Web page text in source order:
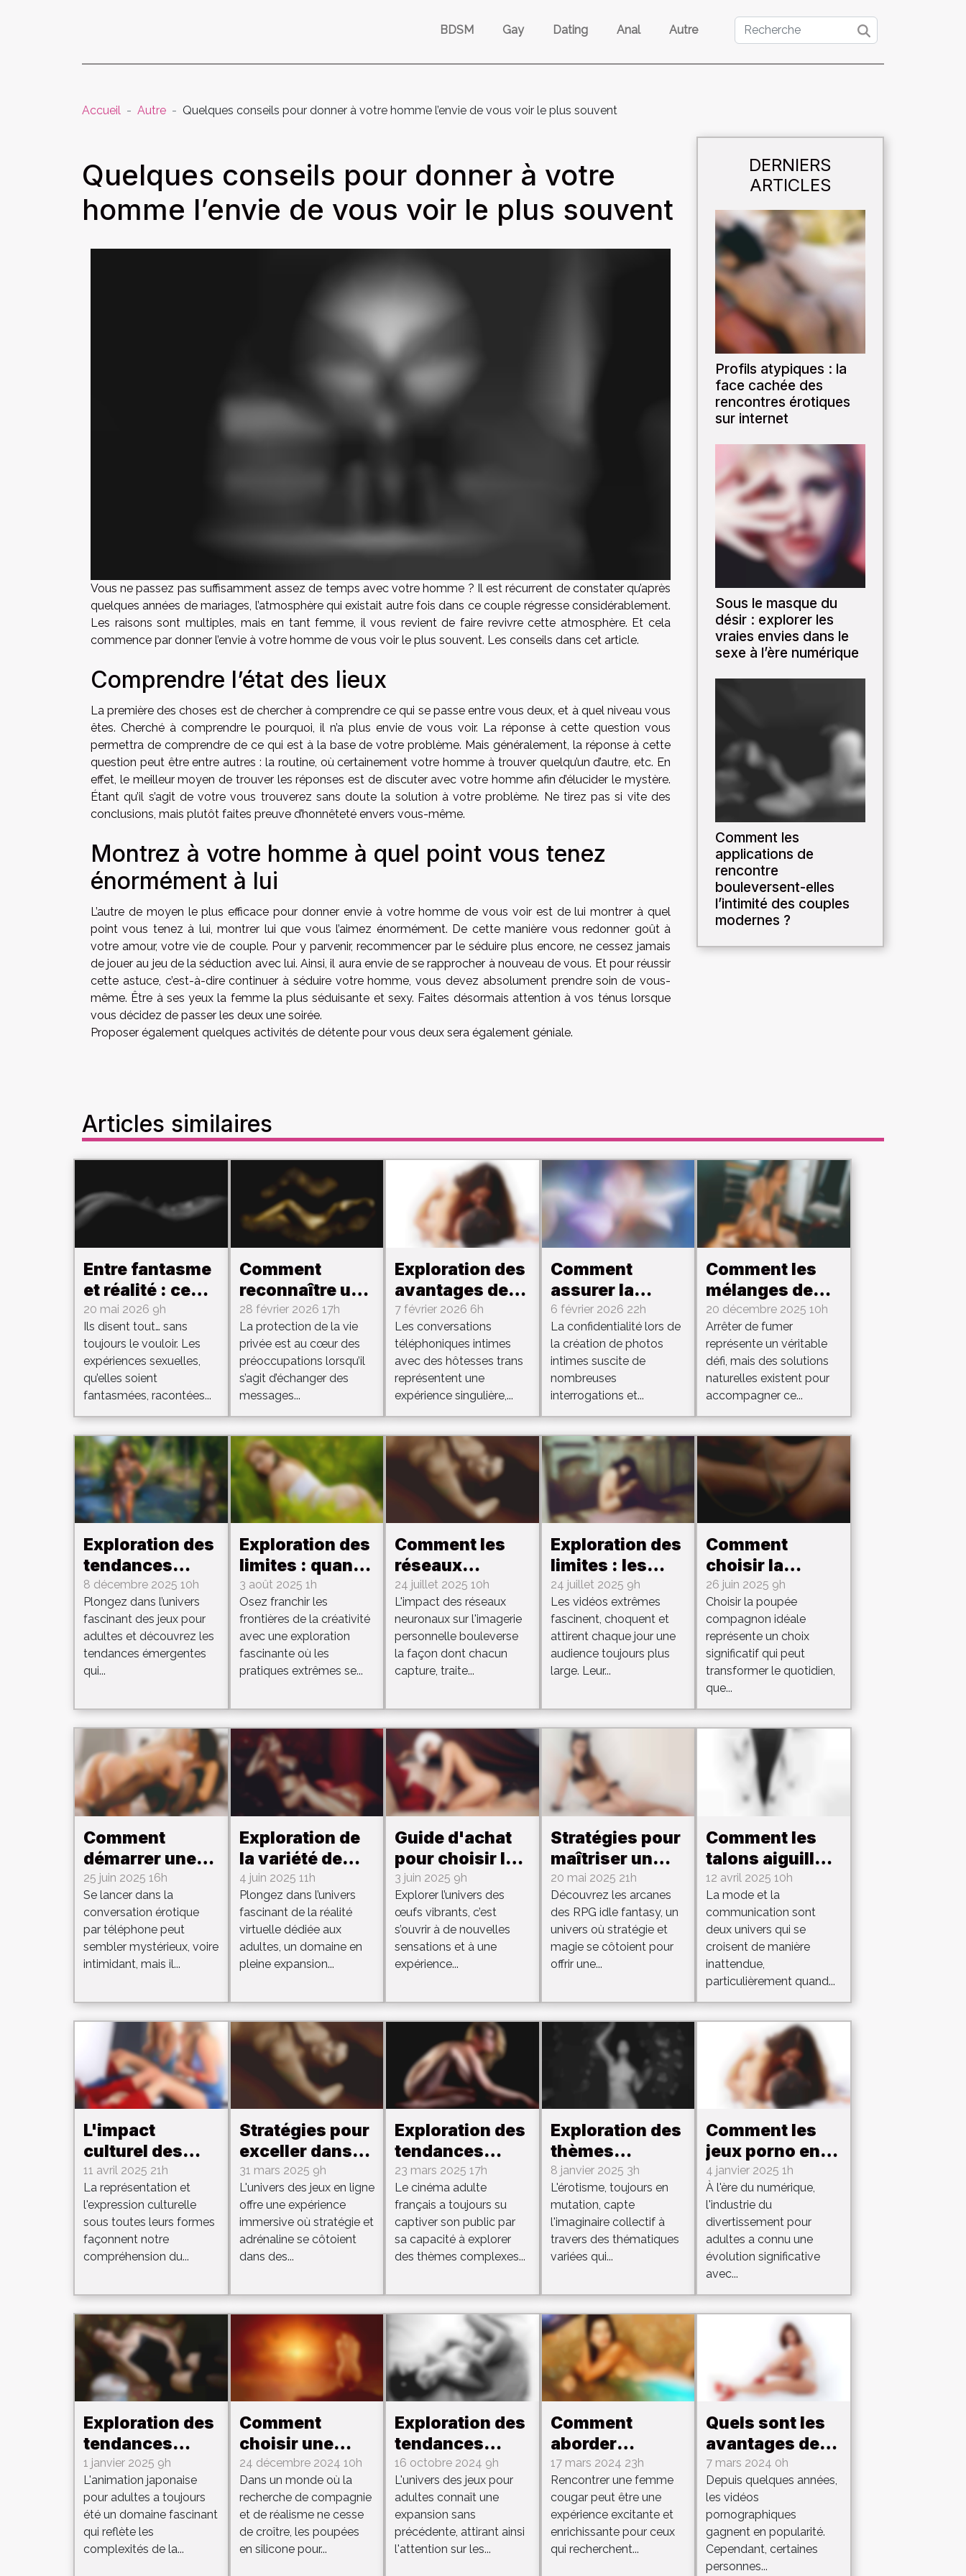
BDSM Gay Dating Anal Autre
Accueil Autre Quelques conseils pour donner à votre homme l’envie de vous voir le plus souvent
Quelques conseils pour donner à votre
homme l’envie de vous voir le plus souvent
Vous ne passez pas suffisamment assez de temps avec votre homme ? Il est récurrent de constater qu’après
quelques années de mariages, l’atmosphère qui existait autre fois dans ce couple régresse considérablement.
Les raisons sont multiples, mais en tant femme, il vous revient de faire revivre cette atmosphère. Et cela
commence par donner l’envie à votre homme de vous voir le plus souvent. Les conseils dans cet article.
Comprendre l’état des lieux
La première des choses est de chercher à comprendre ce qui se passe entre vous deux, et à quel niveau vous
êtes. Cherché à comprendre le pourquoi, il n’a plus envie de vous voir. La réponse à cette question vous
permettra de comprendre de ce qui est à la base de votre problème. Mais généralement, la réponse à cette
question peut être entre autres : la routine, où certainement votre homme à trouver quelqu’un d’autre, etc. En
effet, le meilleur moyen de trouver les réponses est de discuter avec votre homme afin d’élucider le mystère.
Étant qu’il s’agit de votre vous trouverez sans doute la solution à votre problème. Ne tirez pas si vite des
conclusions, mais plutôt faites preuve d’honnêteté envers vous-même.
Montrez à votre homme à quel point vous tenez
énormément à lui
L’autre de moyen le plus efficace pour donner envie à votre homme de vous voir est de lui montrer à quel
point vous tenez à lui, montrer lui que vous l’aimez énormément. De cette manière vous redonner goût à
votre amour, votre vie de couple. Pour y parvenir, recommencer par le séduire plus encore, ne cessez jamais
de jouer au jeu de la séduction avec lui. Ainsi, il aura envie de se rapprocher à nouveau de vous. Et pour réussir
cette astuce, c’est-à-dire continuer à séduire votre homme, vous devez absolument prendre soin de vous-
même. Être à ses yeux la femme la plus séduisante et sexy. Faites désormais attention à vos ténus lorsque
vous décidez de passer les deux une soirée.
Proposer également quelques activités de détente pour vous deux sera également géniale.
DERNIERS
ARTICLES
Profils atypiques : la
face cachée des
rencontres érotiques
sur internet
Sous le masque du
désir : explorer les
vraies envies dans le
sexe à l’ère numérique
Comment les
applications de
rencontre
bouleversent-elles
l’intimité des couples
modernes ?
Articles similaires
Entre fantasme
et réalité : ce
que les
expériences
sexuelles
révèlent sur
nos relations
20 mai 2026 9h
Ils disent tout… sans
toujours le vouloir. Les
expériences sexuelles,
qu’elles soient
fantasmées, racontées...
Comment
reconnaître une
application
sécurisée pour
vos messages
intimes ?
28 février 2026 17h
La protection de la vie
privée est au cœur des
préoccupations lorsqu’il
s’agit d’échanger des
messages...
Exploration des
avantages des
conversations
téléphoniques
intimes avec
des hôtesses
trans
7 février 2026 6h
Les conversations
téléphoniques intimes
avec des hôtesses trans
représentent une
expérience singulière,...
Comment
assurer la
confidentialité
lors de la
création de
photos intimes
?
6 février 2026 22h
La confidentialité lors de
la création de photos
intimes suscite de
nombreuses
interrogations et...
Comment les
mélanges de
plantes
peuvent
faciliter le
sevrage
tabagique ?
20 décembre 2025 10h
Arrêter de fumer
représente un véritable
défi, mais des solutions
naturelles existent pour
accompagner ce...
Exploration des
tendances
émergentes
dans les jeux
pour adultes en
2025
8 décembre 2025 10h
Plongez dans l’univers
fascinant des jeux pour
adultes et découvrez les
tendances émergentes
qui...
Exploration des
limites : quand
les pratiques
extrêmes
rencontrent
l'art visuel
3 août 2025 1h
Osez franchir les
frontières de la créativité
avec une exploration
fascinante où les
pratiques extrêmes se...
Comment les
réseaux
neuronaux
transforment-
ils l'imagerie
personnelle ?
24 juillet 2025 10h
L'impact des réseaux
neuronaux sur l'imagerie
personnelle bouleverse
la façon dont chacun
capture, traite...
Exploration des
limites : les
vidéos
extrêmes et
leur public
24 juillet 2025 9h
Les vidéos extrêmes
fascinent, choquent et
attirent chaque jour une
audience toujours plus
large. Leur...
Comment
choisir la
poupée
compagnon
idéale pour vos
besoins ?
26 juin 2025 9h
Choisir la poupée
compagnon idéale
représente un choix
significatif qui peut
transformer le quotidien,
que...
Comment
démarrer une
carrière dans la
conversation
érotique par
téléphone ?
25 juin 2025 16h
Se lancer dans la
conversation érotique
par téléphone peut
sembler mystérieux, voire
intimidant, mais il...
Exploration de
la variété de
contenus
disponibles en
réalité virtuelle
pour adultes
4 juin 2025 11h
Plongez dans l’univers
fascinant de la réalité
virtuelle dédiée aux
adultes, un domaine en
pleine expansion...
Guide d'achat
pour choisir le
meilleur œuf
vibrant adapté
à vos besoins
3 juin 2025 9h
Explorer l’univers des
œufs vibrants, c’est
s’ouvrir à de nouvelles
sensations et à une
expérience...
Stratégies pour
maîtriser un
RPG idle
fantasy avec
héroïnes et
combats
20 mai 2025 21h
Découvrez les arcanes
des RPG idle fantasy, un
univers où stratégie et
magie se côtoient pour
offrir une...
Comment les
talons aiguilles
peuvent
pimenter les
conversations
téléphoniques
12 avril 2025 10h
La mode et la
communication sont
deux univers qui se
croisent de manière
inattendue,
particulièrement quand...
L'impact
culturel des
vidéos pour
adultes
spécifiques aux
communautés
maghrébines
11 avril 2025 21h
La représentation et
l'expression culturelle
sous toutes leurs formes
façonnent notre
compréhension du...
Stratégies pour
exceller dans
un jeu de
combat RPG
érotique en
ligne
31 mars 2025 9h
L'univers des jeux en ligne
offre une expérience
immersive où stratégie et
adrénaline se côtoient
dans des...
Exploration des
tendances
actuelles dans
le cinéma
adulte français
23 mars 2025 17h
Le cinéma adulte
français a toujours su
captiver son public par
sa capacité à explorer
des thèmes complexes...
Exploration des
thèmes
érotiques les
plus populaires
du moment
8 janvier 2025 3h
L'érotisme, toujours en
mutation, capte
l'imaginaire collectif à
travers des thématiques
variées qui...
Comment les
jeux porno en
ligne
améliorent
l'expérience
utilisateur
4 janvier 2025 1h
À l'ère du numérique,
l'industrie du
divertissement pour
adultes a connu une
évolution significative
avec...
Exploration des
tendances
actuelles dans
l'animation
adulte
japonaise
1 janvier 2025 9h
L'animation japonaise
pour adultes a toujours
été un domaine fascinant
qui reflète les
complexités de la...
Comment
choisir une
poupée en
silicone ultra-
réaliste pour
adultes
24 décembre 2024 10h
Dans un monde où la
recherche de compagnie
et de réalisme ne cesse
de croître, les poupées
en silicone pour...
Exploration des
tendances
actuelles dans
les jeux porno
et hentai
16 octobre 2024 9h
L'univers des jeux pour
adultes connaît une
expansion sans
précédente, attirant ainsi
l'attention sur les...
Comment
aborder
efficacement
une rencontre
avec une
femme cougar
?
17 mars 2024 23h
Rencontrer une femme
cougar peut être une
expérience excitante et
enrichissante pour ceux
qui recherchent...
Quels sont les
avantages de
jouer aux jeux
Hentai ?
7 mars 2024 0h
Depuis quelques années,
les vidéos
pornographiques
gagnent en popularité.
Cependant, certaines
personnes...